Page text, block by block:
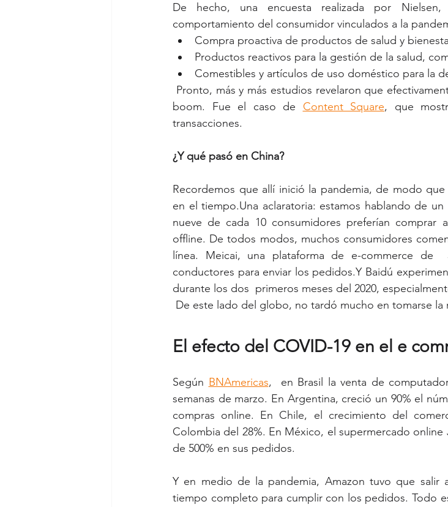
De hecho, una encuesta realizada por
comportamiento del consumidor vinculados a la
Compra proactiva de productos de salud y
Productos reactivos para la gestión de la salud,
Comestibles y artículos de uso doméstico para la
boom. Fue el caso de Content Square, que
transacciones.
¿Y qué pasó en China?
Recordemos que allí inició la pandemia, de modo
en el tiempo.Una aclaratoria: estamos hablando de
nueve de cada 10 consumidores preferían comprar
offline. De todos modos, muchos consumidores
línea. Meicai, una plataforma de e-commerce de
conductores para enviar los pedidos.Y Baidú
durante los dos  primeros meses del 2020,
De este lado del globo, no tardó mucho en tomarse
El efecto del COVID-19 en el e
Según BNAmericas,  en Brasil la venta de
semanas de marzo. En Argentina, creció un 90% el
compras online. En Chile, el crecimiento del
Colombia del 28%. En México, el supermercado
de 500% en sus pedidos.
Y en medio de la pandemia, Amazon tuvo que salir
tiempo completo para cumplir con los pedidos. Todo